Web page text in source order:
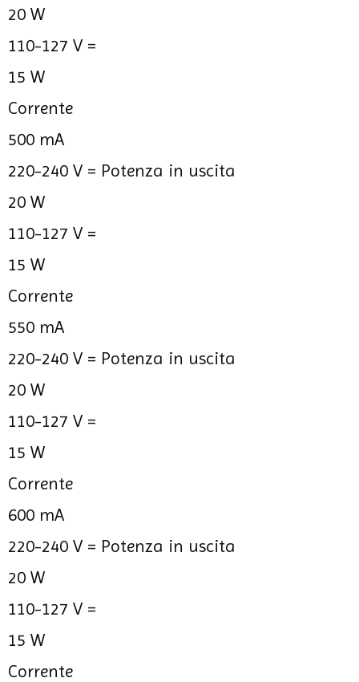
20 W
110-127 V =
15 W
Corrente
500 mA
220-240 V = Potenza in uscita
20 W
110-127 V =
15 W
Corrente
550 mA
220-240 V = Potenza in uscita
20 W
110-127 V =
15 W
Corrente
600 mA
220-240 V = Potenza in uscita
20 W
110-127 V =
15 W
Corrente